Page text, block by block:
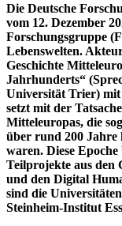
Die Deutsche
vom 12. Dezember
Forschungsgruppe
Lebenswelten.
Geschichte
Jahrhunderts“
Universität Trier)
setzt mit der
Mitteleuropas, die
über rund 200 Jahre
waren. Diese Epoche
Teilprojekte aus den
und den Digital
sind die
Steinheim-Institut